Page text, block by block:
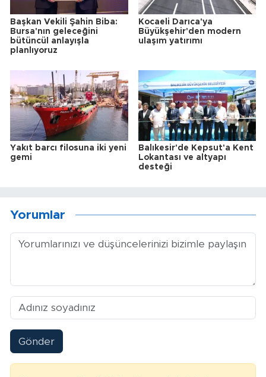
Başkan Vekili Şahin Biba:
Bursa'nın geleceğini
bütüncül anlayışla
planlıyoruz
Kocaeli Darıca'ya
Büyükşehir'den modern
ulaşım yatırımı
Yakıt barcı filosuna iki yeni
gemi
Balıkesir'de Kepsut'a Kent
Lokantası ve altyapı
desteği
Yorumlar
Gönder